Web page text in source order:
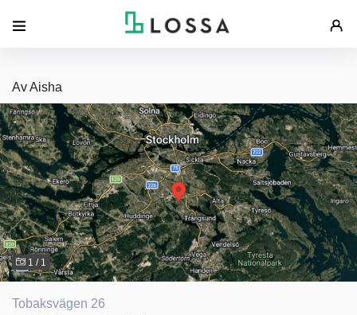
Av Aisha
1 / 1
Tobaksvägen 26